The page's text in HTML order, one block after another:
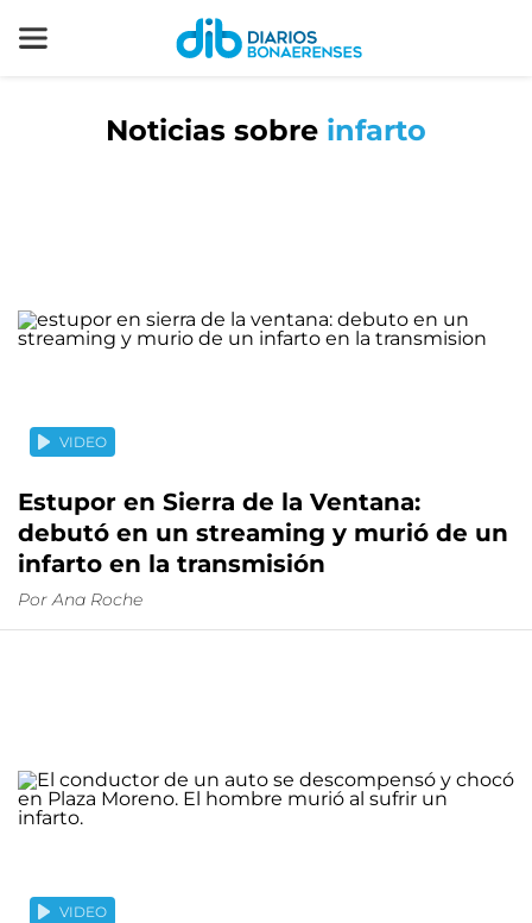
Noticias sobre infarto
VIDEO
Estupor en Sierra de la Ventana:
debutó en un streaming y murió de un
infarto en la transmisión
Por Ana Roche
VIDEO